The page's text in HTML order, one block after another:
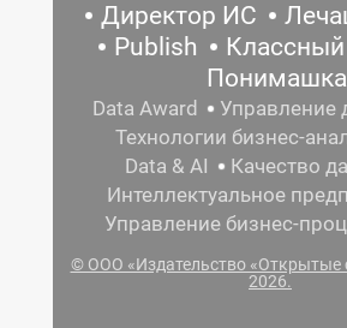
Директор ИС
Publish
Понимашка
Data Award
Управление
Технологии бизнес-
Data & AI
Качество
Интеллектуальное
Управление бизнес-
© ООО «Издательство «Открытые
2026.